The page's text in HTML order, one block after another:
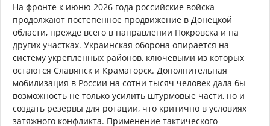
На фронте к июню 2026 года российские войска
продолжают постепенное продвижение в Донецкой
области, прежде всего в направлении Покровска и на
других участках. Украинская оборона опирается на
систему укреплённых районов, ключевыми из которых
остаются Славянск и Краматорск. Дополнительная
мобилизация в России на сотни тысяч человек дала бы
возможность не только усилить штурмовые части, но и
создать резервы для ротации, что критично в условиях
затяжного конфликта. Применение тактического